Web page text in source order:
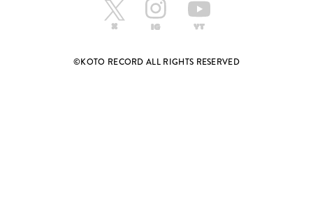
©KOTO RECORD ALL RIGHTS RESERVED